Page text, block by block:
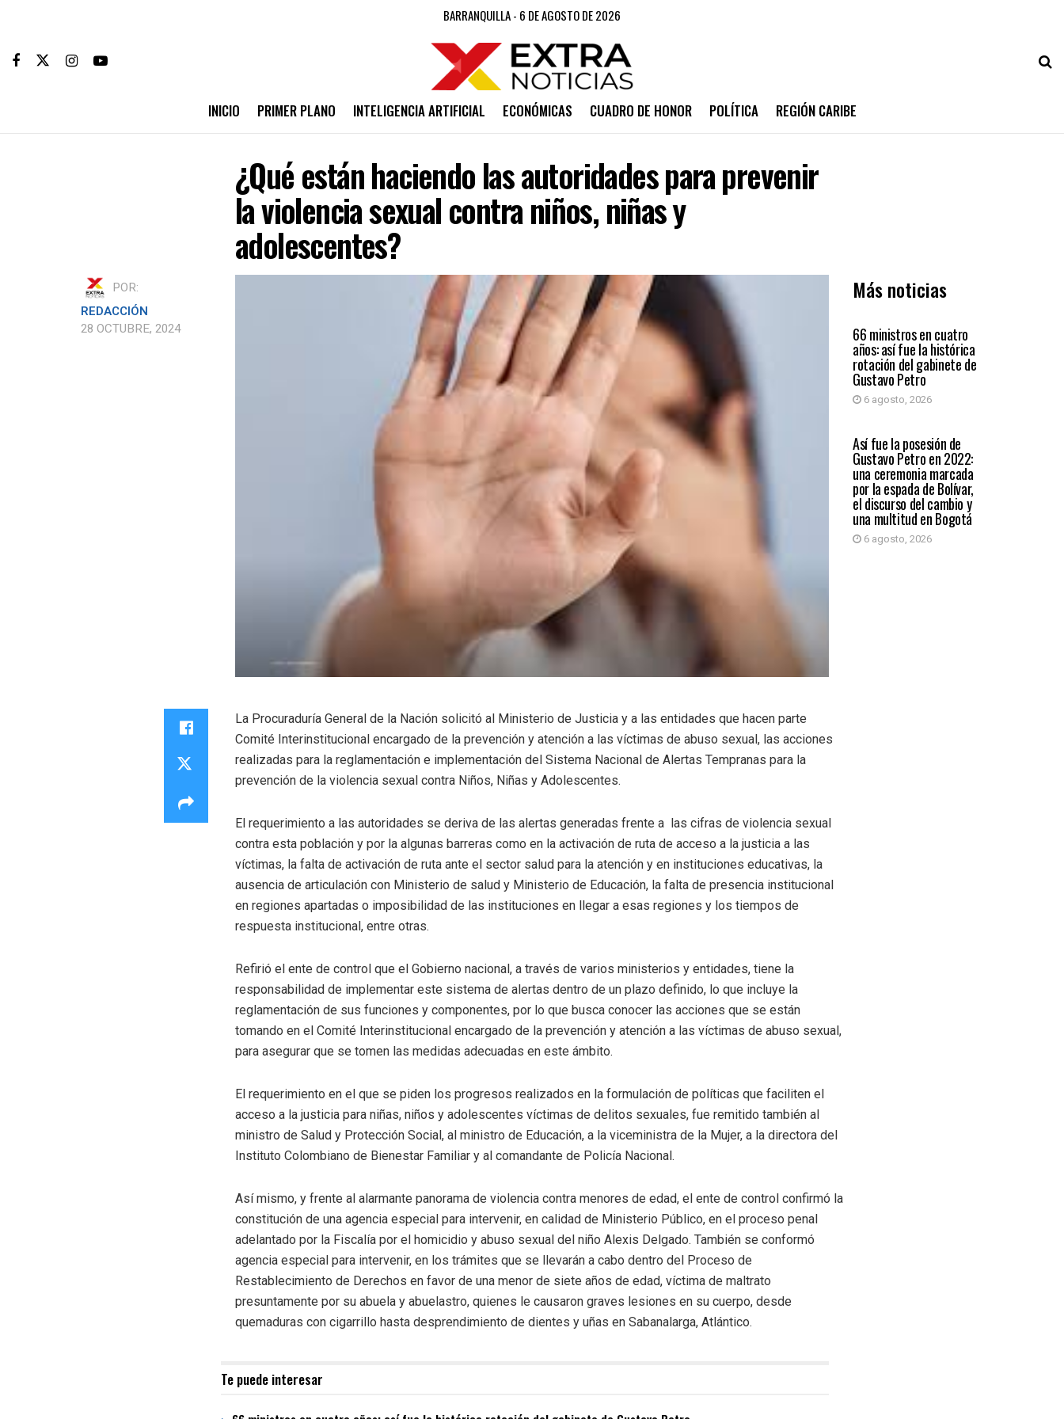
BARRANQUILLA - 6 DE AGOSTO DE 2026
INICIO PRIMER PLANO INTELIGENCIA ARTIFICIAL ECONÓMICAS CUADRO DE HONOR POLÍTICA REGIÓN CARIBE
¿Qué están haciendo las autoridades para prevenir
la violencia sexual contra niños, niñas y
adolescentes?
POR:
REDACCIÓN
28 OCTUBRE, 2024
Más noticias
PAÍS
66 ministros en cuatro
años: así fue la histórica
rotación del gabinete de
Gustavo Petro
6 agosto, 2026
PAÍS
Así fue la posesión de
Gustavo Petro en 2022:
una ceremonia marcada
por la espada de Bolívar,
el discurso del cambio y
una multitud en Bogotá
6 agosto, 2026
La Procuraduría General de la Nación solicitó al Ministerio de Justicia y a las entidades que hacen parte
Comité Interinstitucional encargado de la prevención y atención a las víctimas de abuso sexual, las acciones
realizadas para la reglamentación e implementación del Sistema Nacional de Alertas Tempranas para la
prevención de la violencia sexual contra Niños, Niñas y Adolescentes.
El requerimiento a las autoridades se deriva de las alertas generadas frente a las cifras de violencia sexual
contra esta población y por la algunas barreras como en la activación de ruta de acceso a la justicia a las
víctimas, la falta de activación de ruta ante el sector salud para la atención y en instituciones educativas, la
ausencia de articulación con Ministerio de salud y Ministerio de Educación, la falta de presencia institucional
en regiones apartadas o imposibilidad de las instituciones en llegar a esas regiones y los tiempos de
respuesta institucional, entre otras.
Refirió el ente de control que el Gobierno nacional, a través de varios ministerios y entidades, tiene la
responsabilidad de implementar este sistema de alertas dentro de un plazo definido, lo que incluye la
reglamentación de sus funciones y componentes, por lo que busca conocer las acciones que se están
tomando en el Comité Interinstitucional encargado de la prevención y atención a las víctimas de abuso sexual,
para asegurar que se tomen las medidas adecuadas en este ámbito.
El requerimiento en el que se piden los progresos realizados en la formulación de políticas que faciliten el
acceso a la justicia para niñas, niños y adolescentes víctimas de delitos sexuales, fue remitido también al
ministro de Salud y Protección Social, al ministro de Educación, a la viceministra de la Mujer, a la directora del
Instituto Colombiano de Bienestar Familiar y al comandante de Policía Nacional.
Así mismo, y frente al alarmante panorama de violencia contra menores de edad, el ente de control confirmó la
constitución de una agencia especial para intervenir, en calidad de Ministerio Público, en el proceso penal
adelantado por la Fiscalía por el homicidio y abuso sexual del niño Alexis Delgado. También se conformó
agencia especial para intervenir, en los trámites que se llevarán a cabo dentro del Proceso de
Restablecimiento de Derechos en favor de una menor de siete años de edad, víctima de maltrato
presuntamente por su abuela y abuelastro, quienes le causaron graves lesiones en su cuerpo, desde
quemaduras con cigarrillo hasta desprendimiento de dientes y uñas en Sabanalarga, Atlántico.
Te puede interesar